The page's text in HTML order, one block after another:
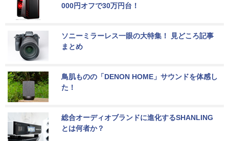
000円オフで30万円台！
ソニーミラーレス一眼の大特集！ 見どころ記事
まとめ
鳥肌ものの「DENON HOME」サウンドを体感し
た！
総合オーディオブランドに進化するSHANLING
とは何者か？